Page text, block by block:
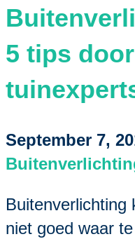
5 tips
September 7,
Buitenverlichting
niet goed waar